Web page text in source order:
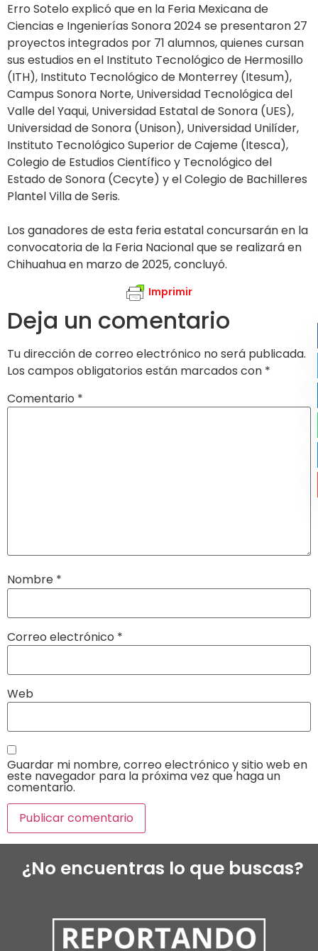
Erro Sotelo explicó que en la Feria Mexicana de
Ciencias e Ingenierías Sonora 2024 se presentaron 27
proyectos integrados por 71 alumnos, quienes cursan
sus estudios en el Instituto Tecnológico de Hermosillo
(ITH), Instituto Tecnológico de Monterrey (Itesum),
Campus Sonora Norte, Universidad Tecnológica del
Valle del Yaqui, Universidad Estatal de Sonora (UES),
Universidad de Sonora (Unison), Universidad Unilíder,
Instituto Tecnológico Superior de Cajeme (Itesca),
Colegio de Estudios Científico y Tecnológico del
Estado de Sonora (Cecyte) y el Colegio de Bachilleres
Plantel Villa de Seris.
Los ganadores de esta feria estatal concursarán en la
convocatoria de la Feria Nacional que se realizará en
Chihuahua en marzo de 2025, concluyó.
Imprimir
Deja un comentario
Tu dirección de correo electrónico no será publicada.
Los campos obligatorios están marcados con *
Comentario *
Nombre *
Correo electrónico *
Web
Guardar mi nombre, correo electrónico y sitio web en
este navegador para la próxima vez que haga un
comentario.
¿No encuentras lo que buscas?